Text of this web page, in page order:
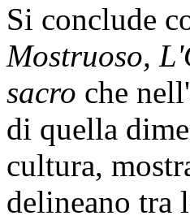
Si conclude
Mostruoso,
sacro che
di quella
cultura,
delineano tra